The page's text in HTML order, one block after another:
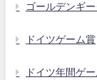
ゴールデンギ
ドイツゲーム賞
ドイツ年間ゲ